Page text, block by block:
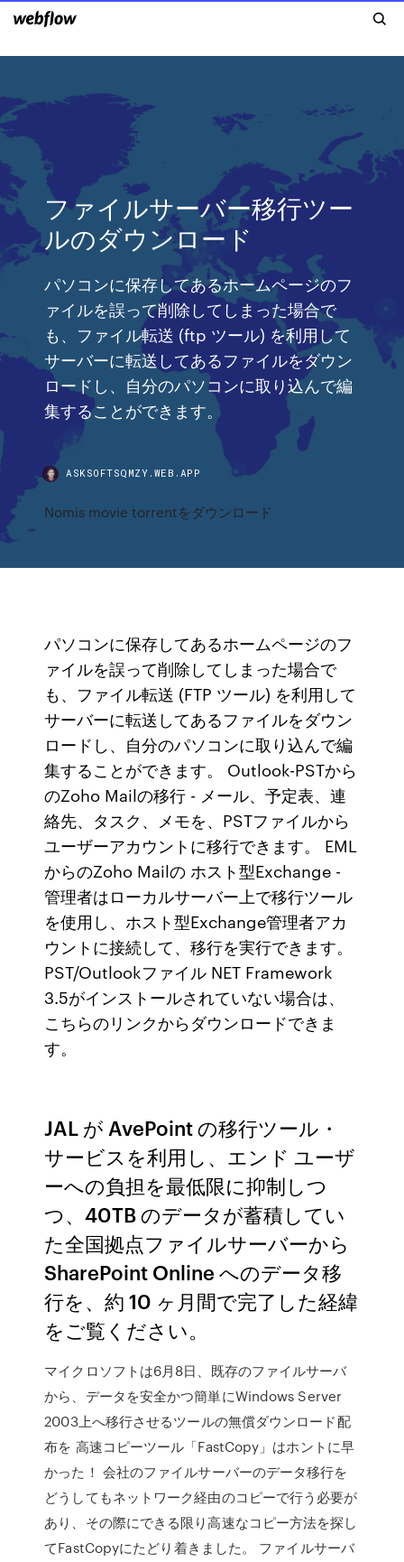
ファイルサーバー移行ツー
ルのダウンロード
パソコンに保存してあるホームページのフ
ァイルを誤って削除してしまった場合で
も、ファイル転送 (ftp ツール) を利用して
サーバーに転送してあるファイルをダウン
ロードし、自分のパソコンに取り込んで編
集することができます。
ASKSOFTSQMZY.WEB.APP
Nomis movie torrentをダウンロード
パソコンに保存してあるホームページのフ
ァイルを誤って削除してしまった場合で
も、ファイル転送 (FTP ツール) を利用して
サーバーに転送してあるファイルをダウン
ロードし、自分のパソコンに取り込んで編
集することができます。 Outlook-PSTから
のZoho Mailの移行 - メール、予定表、連
絡先、タスク、メモを、PSTファイルから
ユーザーアカウントに移行できます。 EML
からのZoho Mailの ホスト型Exchange -
管理者はローカルサーバー上で移行ツール
を使用し、ホスト型Exchange管理者アカ
ウントに接続して、移行を実行できます。
PST/Outlookファイル NET Framework
3.5がインストールされていない場合は、
こちらのリンクからダウンロードできま
す。
JAL が AvePoint の移行ツール・
サービスを利用し、エンド ユーザ
ーへの負担を最低限に抑制しつ
つ、40TB のデータが蓄積してい
た全国拠点ファイルサーバーから
SharePoint Online へのデータ移
行を、約 10 ヶ月間で完了した経緯
をご覧ください。
マイクロソフトは6月8日、既存のファイルサーバ
から、データを安全かつ簡単にWindows Server
2003上へ移行させるツールの無償ダウンロード配
布を 高速コピーツール「FastCopy」はホントに早
かった！ 会社のファイルサーバーのデータ移行を
どうしてもネットワーク経由のコピーで行う必要が
あり、その際にできる限り高速なコピー方法を探し
てFastCopyにたどり着きました。 ファイルサーバ